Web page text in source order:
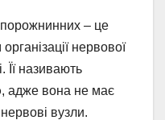
– це
нервової
Її називають
, адже вона не має
вузли.